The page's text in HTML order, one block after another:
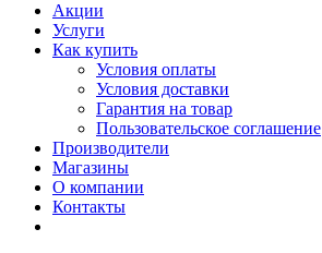
Акции
Услуги
Как купить
Условия оплаты
Условия доставки
Гарантия на товар
Пользовательское соглашение
Производители
Магазины
О компании
Контакты